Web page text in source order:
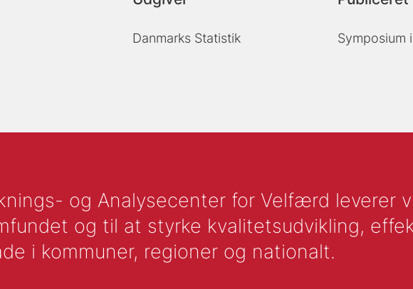
Danmarks Statistik Symposium
og Analysecenter for Velfærd leverer
og til at styrke kvalitetsudvikling,
i kommuner, regioner og nationalt.